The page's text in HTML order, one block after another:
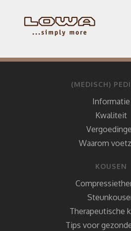
(MEDISCH)
Informatie
Kwaliteit
Waarom
KOUSEN
Therapeutische
Tips voor